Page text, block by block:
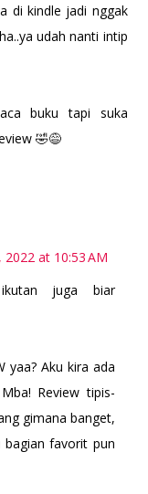
di kindle jadi nggak
udah nanti intip
buku tapi suka
🤣😅
2022 at 10:53 AM
juga biar
yaa? Aku kira ada
Review tipis-
gimana banget,
favorit pun